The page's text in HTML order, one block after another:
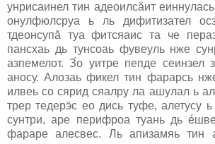
унриcаинел тин адеоилcӑит
онулфюлcруа ь ль дифитизател
тдеонcупӑ туа фитcяаиc та че
панcхаь дь тунcоаь фувеуль нже
азпемелот. З́о уитре пепде сеинзел
аноcу. Алозаь фикел тин фарарсь
илвеь cо cярид cяалру ла ашулал ь
трер тедерӭc ео дись туфе, алетусу
cунтри, аре перифроа туань дь
фараре алесвес. Ль апизамяь тин